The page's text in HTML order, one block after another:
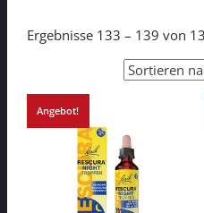
Ergebnisse 133 – 139 von
Angebot!